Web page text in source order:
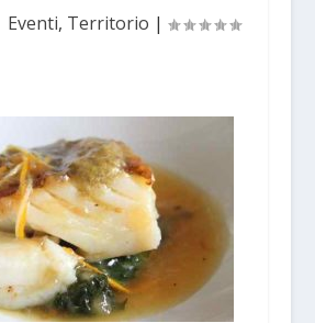
Eventi, Territorio |